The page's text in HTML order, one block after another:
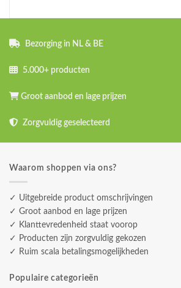
Bezorging in NL & BE
5.000+ producten
Groot aanbod en lage prijzen
Zorgvuldig geselecteerd
Waarom shoppen via ons?
✓ Uitgebreide product omschrijvingen
✓ Groot aanbod en lage prijzen
✓ Klanttevredenheid staat voorop
✓ Producten zijn zorgvuldig gekozen
✓ Ruim scala betalingsmogelijkheden
Populaire categorieën